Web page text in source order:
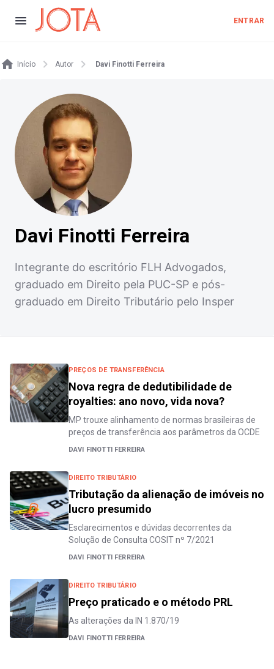
ENTRAR
Início Autor Davi Finotti Ferreira
Davi Finotti Ferreira
Integrante do escritório FLH Advogados,
graduado em Direito pela PUC-SP e pós-
graduado em Direito Tributário pelo Insper
PREÇOS DE TRANSFERÊNCIA
Nova regra de dedutibilidade de
royalties: ano novo, vida nova?
MP trouxe alinhamento de normas brasileiras de
preços de transferência aos parâmetros da OCDE
DAVI FINOTTI FERREIRA
DIREITO TRIBUTÁRIO
Tributação da alienação de imóveis no
lucro presumido
Esclarecimentos e dúvidas decorrentes da
Solução de Consulta COSIT nº 7/2021
DAVI FINOTTI FERREIRA
DIREITO TRIBUTÁRIO
Preço praticado e o método PRL
As alterações da IN 1.870/19
DAVI FINOTTI FERREIRA